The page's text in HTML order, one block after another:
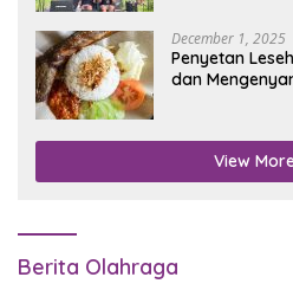
December 1, 2025
Penyetan
dan
View
Berita Olahraga